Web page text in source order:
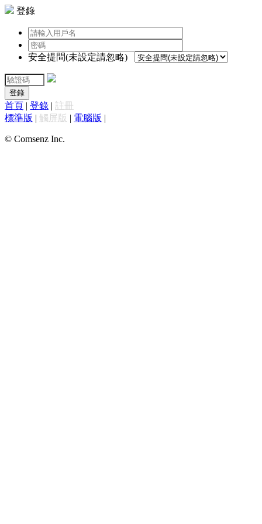
登錄
安全提問(未設定請忽略)
登錄
首頁 | 登錄 | 註冊
標準版 | 觸屏版 | 電腦版 |
© Comsenz Inc.